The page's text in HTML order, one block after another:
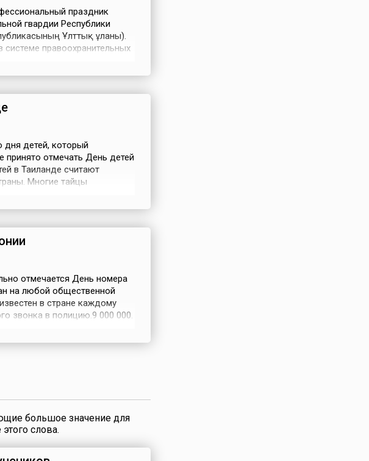
праздник
гвардии Республики
Ұлттық ұланы).
правоохранительных
дня детей, который
принято отмечать День детей
в Таиланде считают
Многие тайцы
тайца в том, что ...
отмечается День номера
на любой общественной
в стране каждому
звонка в полицию.9 000 000.
большое значение для
слова.